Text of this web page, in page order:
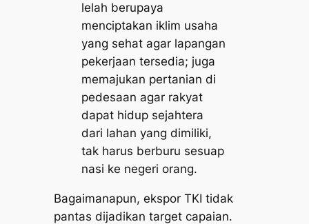
lelah berupaya
menciptakan iklim usaha
yang sehat agar lapangan
pekerjaan tersedia; juga
memajukan pertanian di
pedesaan agar rakyat
dapat hidup sejahtera
dari lahan yang dimiliki,
tak harus berburu sesuap
nasi ke negeri orang.
Bagaimanapun, ekspor TKI tidak
pantas dijadikan target capaian.